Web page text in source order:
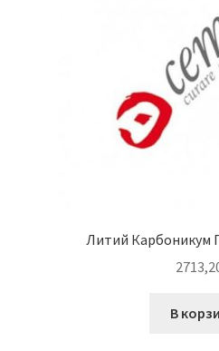
Литий Карбоникум
В